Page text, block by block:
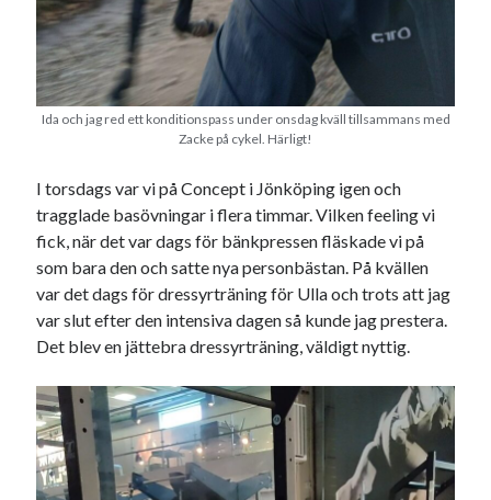
Ida och jag red ett konditionspass under onsdag kväll tillsammans med
Zacke på cykel. Härligt!
I torsdags var vi på Concept i Jönköping igen och
tragglade basövningar i flera timmar. Vilken feeling vi
fick, när det var dags för bänkpressen fläskade vi på
som bara den och satte nya personbästan. På kvällen
var det dags för dressyrträning för Ulla och trots att jag
var slut efter den intensiva dagen så kunde jag prestera.
Det blev en jättebra dressyrträning, väldigt nyttig.